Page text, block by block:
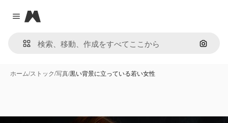
Close menu
Magnific
画像で
ホーム/ストック/写真/黒い背景に立っている若い女性